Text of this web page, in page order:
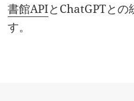
書館APIとChatGPTと
す。